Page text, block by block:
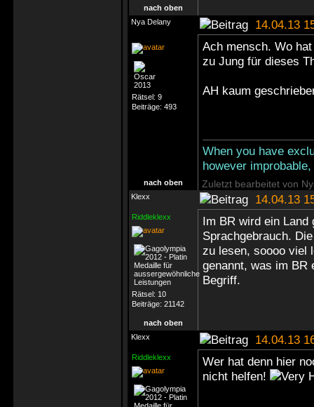
nach oben
Nya Delany
14.04.13
Rätsel: 9
Beiträge: 493
Ach mensch. Wo
zu Jung für dieses
AH kaum
When you have
however
nach oben Zuletzt bearbeitet von
Klexx 14.04.13
Riddleklexx
Rätsel: 10
Beiträge: 21142
Im BR wird ein Land
Sprachgebrauch.
zu lesen, soooo viel
genannt, was im BR
Begriff.
nach oben
Klexx
14.04.13
Riddleklexx
Wer hat denn hier
nicht helfen!